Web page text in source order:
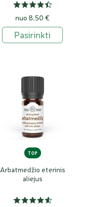
nuo 8,50 €
Pasirinkti
TOP
Arbatmedžio eterinis
aliejus